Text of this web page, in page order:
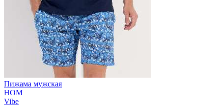
Пижама мужская
HOM
Vibe